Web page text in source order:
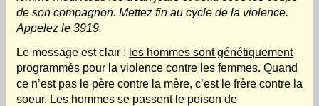
de son compagnon. Mettez fin au cycle de la violence.
Appelez le 3919.
Le message est clair : les hommes sont génétiquement
programmés pour la violence contre les femmes. Quand
ce n’est pas le père contre la mère, c’est le frère contre la
soeur. Les hommes se passent le poison de